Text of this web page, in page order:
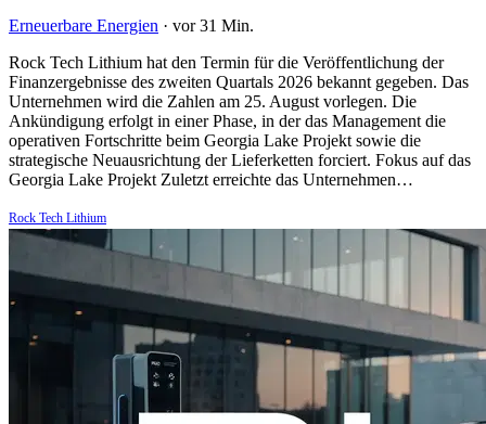
Erneuerbare Energien · vor 31 Min.
Rock Tech Lithium hat den Termin für die Veröffentlichung der
Finanzergebnisse des zweiten Quartals 2026 bekannt gegeben. Das
Unternehmen wird die Zahlen am 25. August vorlegen. Die
Ankündigung erfolgt in einer Phase, in der das Management die
operativen Fortschritte beim Georgia Lake Projekt sowie die
strategische Neuausrichtung der Lieferketten forciert. Fokus auf das
Georgia Lake Projekt Zuletzt erreichte das Unternehmen…
Rock Tech Lithium